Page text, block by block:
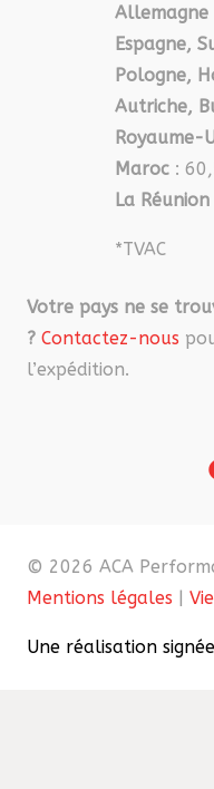
Allemagne
Espagne,
Pologne,
Autriche,
Royaume-
Maroc :
La Réunion
*TVAC
Votre pays ne se
? Contactez-nous
l’expédition.
© 2026 ACA
Mentions légales
Une réalisation